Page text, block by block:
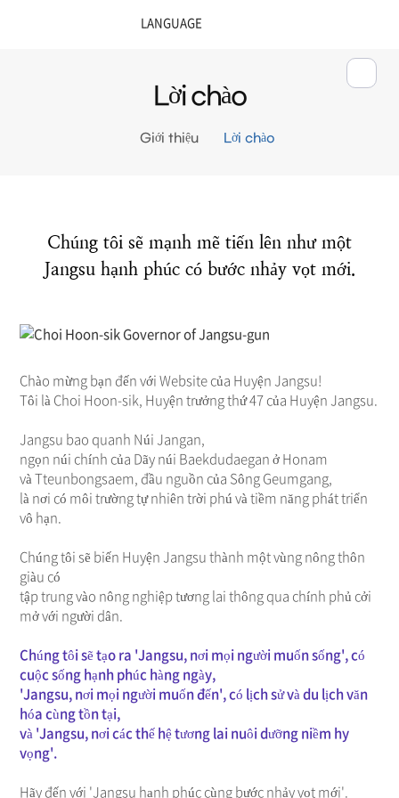
Lời chào
Giới thiệu Lời chào
Chúng tôi sẽ mạnh mẽ tiến lên như một
Jangsu hạnh phúc có bước nhảy vọt mới.
Chào mừng bạn đến với Website của Huyện Jangsu!
Tôi là Choi Hoon-sik, Huyện trưởng thứ 47 của Huyện Jangsu.
Jangsu bao quanh Núi Jangan,
ngọn núi chính của Dãy núi Baekdudaegan ở Honam
và Tteunbongsaem, đầu nguồn của Sông Geumgang,
là nơi có môi trường tự nhiên trời phú và tiềm năng phát triển
vô hạn.
Chúng tôi sẽ biến Huyện Jangsu thành một vùng nông thôn
giàu có
tập trung vào nông nghiệp tương lai thông qua chính phủ cởi
mở với người dân.
Chúng tôi sẽ tạo ra 'Jangsu, nơi mọi người muốn sống', có
cuộc sống hạnh phúc hàng ngày,
'Jangsu, nơi mọi người muốn đến', có lịch sử và du lịch văn
hóa cùng tồn tại,
và 'Jangsu, nơi các thế hệ tương lai nuôi dưỡng niềm hy
vọng'.
Hãy đến với 'Jangsu hạnh phúc cùng bước nhảy vọt mới'.